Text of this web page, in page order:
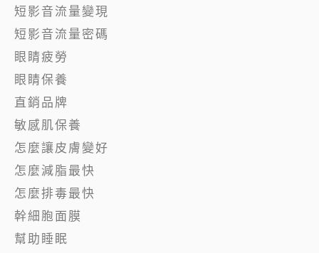
短影音流量變現
短影音流量密碼
眼睛疲勞
眼睛保養
直銷品牌
敏感肌保養
怎麼讓皮膚變好
怎麼減脂最快
怎麼排毒最快
幹細胞面膜
幫助睡眠